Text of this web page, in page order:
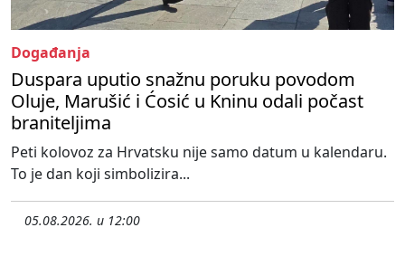
Događanja
Duspara uputio snažnu poruku povodom
Oluje, Marušić i Ćosić u Kninu odali počast
braniteljima
Peti kolovoz za Hrvatsku nije samo datum u kalendaru.
To je dan koji simbolizira...
05.08.2026. u 12:00